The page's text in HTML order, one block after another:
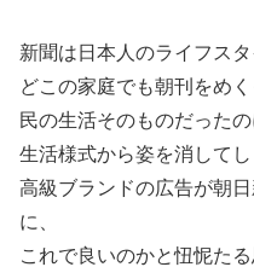
新聞は日本人のライフス
どこの家庭でも朝刊をめ
民の生活そのものだった
生活様式から姿を消してし
高級ブランドの広告が朝
に、
これで良いのかと忸怩た